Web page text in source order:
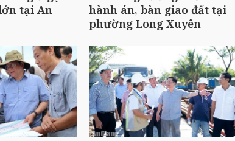
tại An
hành án, bàn giao đất tại
phường Long Xuyên